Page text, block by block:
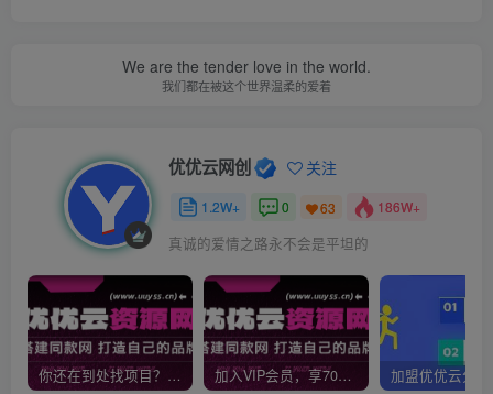
We are the tender love in the world.
我们都在被这个世界温柔的爱着
优优云网创 关注
1.2W+ 0 63 186W+
真诚的爱情之路永不会是平坦的
你还在到处找项目？还在当韭菜？我靠网创资源站一个月收入5万+，曾经我也是个失败者。 加入VIP会员，享70%的推广提成，免费学习多种网上创业课程，菜鸟秒变大神！